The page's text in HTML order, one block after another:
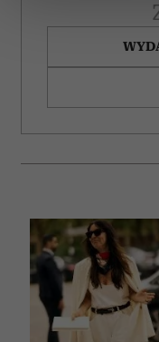
.
zmienić lub wycofać
Wykorzystujemy
i reklam, aby
korzystasz z naszej
korzystania z ich